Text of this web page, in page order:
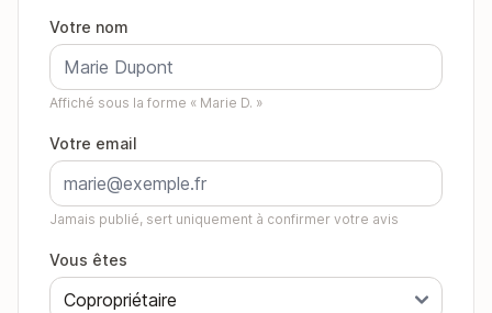
Votre nom
Affiché sous la forme « Marie D. »
Votre email
Jamais publié, sert uniquement à confirmer votre avis
Vous êtes